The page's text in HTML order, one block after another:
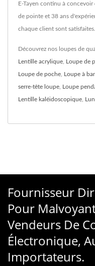
E-Tayen continu à
de pointe et 38 ans
chaque client sont satisfaites.
Découvrez nos loupes de
Lentille acrylique, Loupe de
Loupe de poche, Loupe à
serre-tête loupe, Loupe
Lentille kaléidoscopique,
Fournisseur
Pour
Vendeurs De
Électronique,
Importateurs.